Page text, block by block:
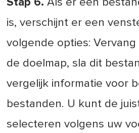
is, verschijnt er een
volgende opties:
de doelmap, sla dit
vergelijk informatie voor
bestanden. U kunt de
selecteren volgens uw